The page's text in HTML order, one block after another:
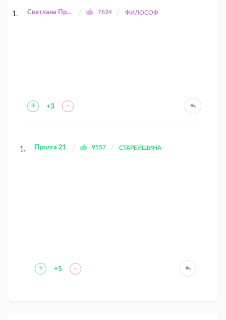
Светлана Прилуцкая 7624 ФИЛОСОФ
+ +3 -
Пролга 21 9557 СТАРЕЙШИНА
+ +5 -